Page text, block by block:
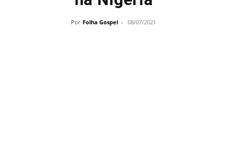
Por Folha Gospel - 08/07/2021